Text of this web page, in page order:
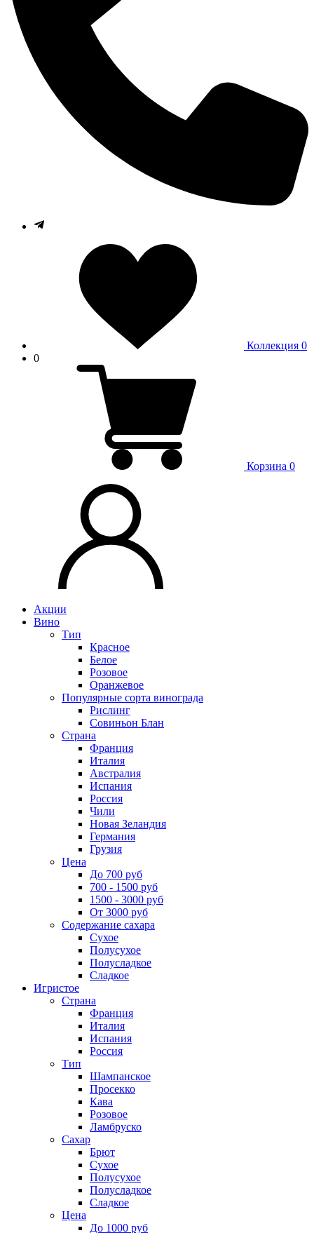
Коллекция 0
0
Корзина 0
Акции
Вино
Тип
Красное
Белое
Розовое
Оранжевое
Популярные сорта винограда
Рислинг
Совиньон Блан
Страна
Франция
Италия
Австралия
Испания
Россия
Чили
Новая Зеландия
Германия
Грузия
Цена
До 700 руб
700 - 1500 руб
1500 - 3000 руб
От 3000 руб
Содержание сахара
Сухое
Полусухое
Полусладкое
Сладкое
Игристое
Страна
Франция
Италия
Испания
Россия
Тип
Шампанское
Просекко
Кава
Розовое
Ламбруско
Сахар
Брют
Сухое
Полусухое
Полусладкое
Сладкое
Цена
До 1000 руб